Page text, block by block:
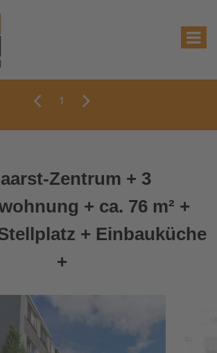
1
Zentrum + 3
+ ca. 76 m² +
+ Einbauküche
+